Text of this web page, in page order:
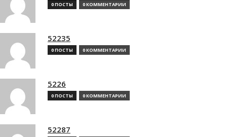
0 ПОСТЫ 0 КОММЕНТАРИИ
52235
0 ПОСТЫ 0 КОММЕНТАРИИ
5226
0 ПОСТЫ 0 КОММЕНТАРИИ
52287